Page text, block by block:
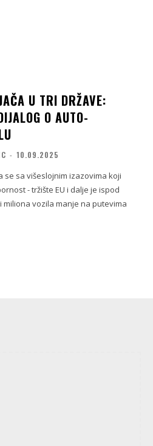
U TRI DRŽAVE:
O AUTO-
- 10.09.2025
sa višeslojnim izazovima koji
- tržište EU i dalje je ispod
miliona vozila manje na putevima